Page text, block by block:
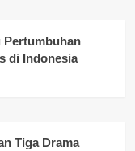
Pertumbuhan
di Indonesia
Tiga Drama